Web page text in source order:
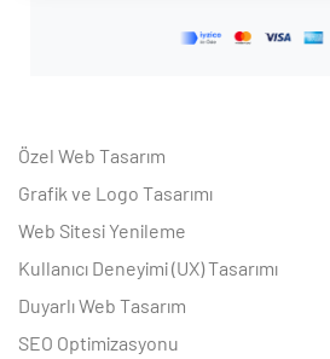
Özel Web Tasarım
Grafik ve Logo Tasarımı
Web Sitesi Yenileme
Kullanıcı Deneyimi (UX) Tasarımı
Duyarlı Web Tasarım
SEO Optimizasyonu